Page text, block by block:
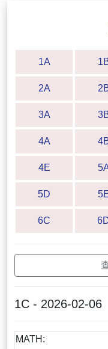
1A
2A
3A
4A
4E
5D
6C
1C - 2026-02-06
MATH: